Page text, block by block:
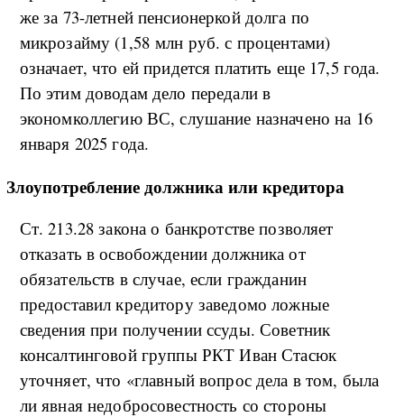
же за 73-летней пенсионеркой долга по
микрозайму (1,58 млн руб. с процентами)
означает, что ей придется платить еще 17,5 года.
По этим доводам дело передали в
экономколлегию ВС, слушание назначено на 16
января 2025 года.
Злоупотребление должника или кредитора
Ст. 213.28 закона о банкротстве позволяет
отказать в освобождении должника от
обязательств в случае, если гражданин
предоставил кредитору заведомо ложные
сведения при получении ссуды. Советник
консалтинговой группы РКТ Иван Стасюк
уточняет, что «главный вопрос дела в том, была
ли явная недобросовестность со стороны